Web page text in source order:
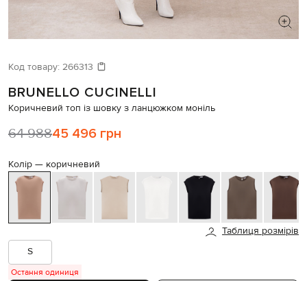
Давайте підберемо щось ще
Схожі товари
Код товару: 266313
BRUNELLO CUCINELLI
Коричневий топ із шовку з ланцюжком моніль
64 98845 496 грн
Колір — коричневий
Таблиця розмірів
S
Остання одиниця